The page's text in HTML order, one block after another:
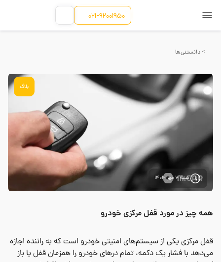
021-92001950
> دانستنی‌ها
بلاگ
شنبه 7 مهر 1403
همه چیز در مورد قفل مرکزی خودرو
قفل مرکزی یکی از سیستم‌های امنیتی خودرو است که به راننده اجازه
می‌دهد با فشار یک دکمه، تمام درهای خودرو را همزمان قفل یا باز